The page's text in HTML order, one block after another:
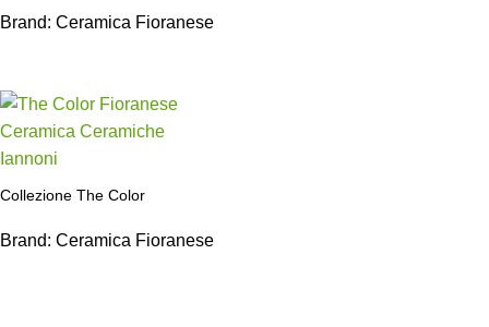
Brand: Ceramica Fioranese
Collezione The Color
Brand: Ceramica Fioranese